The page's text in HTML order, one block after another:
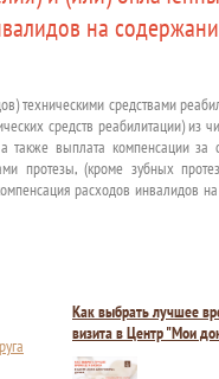
на
техническими средствами
средств реабилитации) из
также выплата компенсации за
протезы, (кроме зубных
расходов инвалидов
Как выбрать лучшее
визита в Центр "Мои